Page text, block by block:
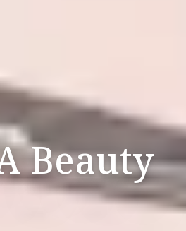
Beauty